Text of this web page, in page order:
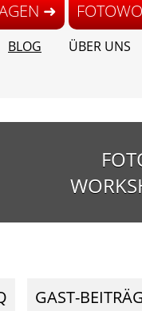
➜
BLOG ÜBER UNS
GAST-